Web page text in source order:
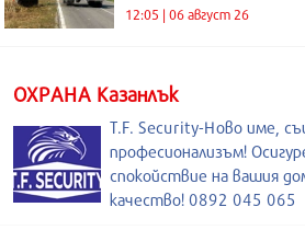
12:05 | 06 август 26
ОХРАНА Казанлък
T.F. Security-Ново име,
професионализъм!
спокойствие на вашия
качество! 0892 045 065